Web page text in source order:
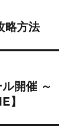
略方法
開催 ～
】